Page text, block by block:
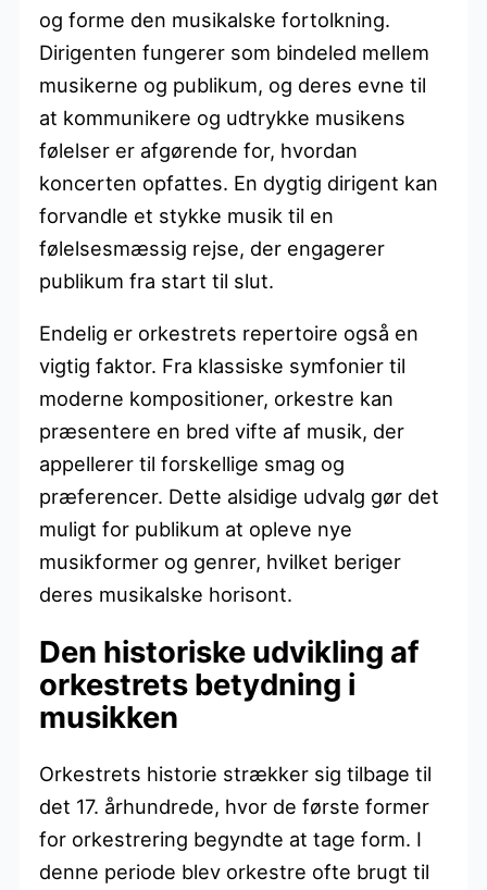
og forme den musikalske fortolkning.
Dirigenten fungerer som bindeled mellem
musikerne og publikum, og deres evne til
at kommunikere og udtrykke musikens
følelser er afgørende for, hvordan
koncerten opfattes. En dygtig dirigent kan
forvandle et stykke musik til en
følelsesmæssig rejse, der engagerer
publikum fra start til slut.
Endelig er orkestrets repertoire også en
vigtig faktor. Fra klassiske symfonier til
moderne kompositioner, orkestre kan
præsentere en bred vifte af musik, der
appellerer til forskellige smag og
præferencer. Dette alsidige udvalg gør det
muligt for publikum at opleve nye
musikformer og genrer, hvilket beriger
deres musikalske horisont.
Den historiske udvikling af
orkestrets betydning i
musikken
Orkestrets historie strækker sig tilbage til
det 17. århundrede, hvor de første former
for orkestrering begyndte at tage form. I
denne periode blev orkestre ofte brugt til